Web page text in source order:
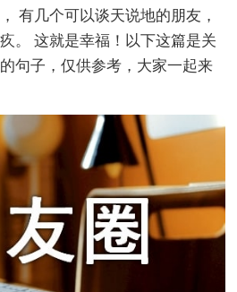
有几个可以谈天说地的朋友，
。 这就是幸福！以下这篇是关
句子，仅供参考，大家一起来